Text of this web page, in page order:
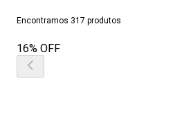
Encontramos 317 produtos
16% OFF